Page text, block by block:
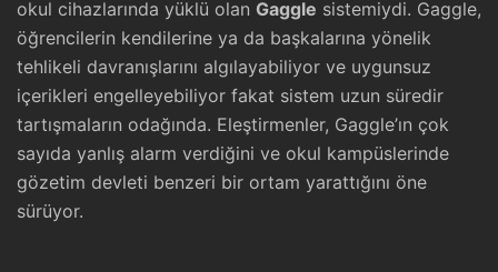
okul cihazlarında yüklü olan Gaggle sistemiydi. Gaggle,
öğrencilerin kendilerine ya da başkalarına yönelik
tehlikeli davranışlarını algılayabiliyor ve uygunsuz
içerikleri engelleyebiliyor fakat sistem uzun süredir
tartışmaların odağında. Eleştirmenler, Gaggle’ın çok
sayıda yanlış alarm verdiğini ve okul kampüslerinde
gözetim devleti benzeri bir ortam yarattığını öne
sürüyor.